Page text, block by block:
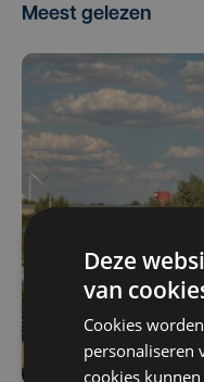
Meest gelezen
Deze
van
Cookies
personaliseren
cookies